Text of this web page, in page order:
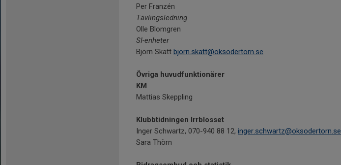
Per Franzén
Tävlingsledning
Olle Blomgren
SI-enheter
Björn Skatt bjorn.skatt@oksodertorn.se
Övriga huvudfunktionärer
KM
Mattias Skeppling
Klubbtidningen Irrblosset
Inger Schwartz, 070-940 88 12, inger.schwartz@oksodertorn.se
Sara Thörn